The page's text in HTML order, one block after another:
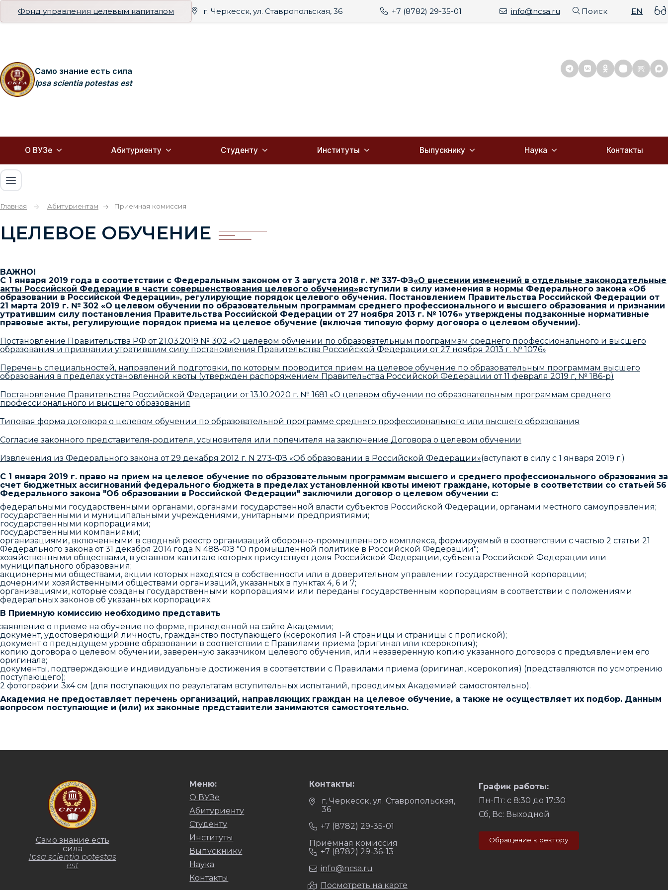
Фонд управления целевым капиталом г. Черкесск, ул. Ставропольская, 36 +7 (8782) 29-35-01 info@ncsa.ru Поиск EN
Само знание есть сила
Ipsa scientia potestas est
О ВУЗе Абитуриенту Студенту Институты Выпускнику Наука Контакты
Главная Абитуриентам Приемная комиссия
ЦЕЛЕВОЕ ОБУЧЕНИЕ
ВАЖНО!
С 1 января 2019 года в соответствии с Федеральным законом от 3 августа 2018 г. № 337-ФЗ«О внесении изменений в отдельные законодательные
акты Российской Федерации в части совершенствования целевого обучения»вступили в силу изменения в нормы Федерального закона «Об
образовании в Российской Федерации», регулирующие порядок целевого обучения. Постановлением Правительства Российской Федерации от
21 марта 2019 г. № 302 «О целевом обучении по образовательным программам среднего профессионального и высшего образования и признании
утратившим силу постановления Правительства Российской Федерации от 27 ноября 2013 г. № 1076» утверждены подзаконные нормативные
правовые акты, регулирующие порядок приема на целевое обучение (включая типовую форму договора о целевом обучении).
Постановление Правительства РФ от 21.03.2019 № 302 «О целевом обучении по образовательным программам среднего профессионального и высшего
образования и признании утратившим силу постановления Правительства Российской Федерации от 27 ноября 2013 г. № 1076»
Перечень специальностей, направлений подготовки, по которым проводится прием на целевое обучение по образовательным программам высшего
образования в пределах установленной квоты (утвержден распоряжением Правительства Российской Федерации от 11 февраля 2019 г, № 186-р)
Постановление Правительства Российской Федерации от 13.10.2020 г. № 1681 «О целевом обучении по образовательным программам среднего
профессионального и высшего образования
Типовая форма договора о целевом обучении по образовательной программе среднего профессионального или высшего образования
Согласие законного представителя-родителя, усыновителя или попечителя на заключение Договора о целевом обучении
Извлечения из Федерального закона от 29 декабря 2012 г. N 273-ФЗ «Об образовании в Российской Федерации»(вступают в силу с 1 января 2019 г.)
С 1 января 2019 г. право на прием на целевое обучение по образовательным программам высшего и среднего профессионального образования за
счет бюджетных ассигнований федерального бюджета в пределах установленной квоты имеют граждане, которые в соответствии со статьей 56
Федерального закона "Об образовании в Российской Федерации" заключили договор о целевом обучении с:
федеральными государственными органами, органами государственной власти субъектов Российской Федерации, органами местного самоуправления;
государственными и муниципальными учреждениями, унитарными предприятиями;
государственными корпорациями;
государственными компаниями;
организациями, включенными в сводный реестр организаций оборонно-промышленного комплекса, формируемый в соответствии с частью 2 статьи 21
Федерального закона от 31 декабря 2014 года N 488-ФЗ "О промышленной политике в Российской Федерации";
хозяйственными обществами, в уставном капитале которых присутствует доля Российской Федерации, субъекта Российской Федерации или
муниципального образования;
акционерными обществами, акции которых находятся в собственности или в доверительном управлении государственной корпорации;
дочерними хозяйственными обществами организаций, указанных в пунктах 4, 6 и 7;
организациями, которые созданы государственными корпорациями или переданы государственным корпорациям в соответствии с положениями
федеральных законов об указанных корпорациях.
В Приемную комиссию необходимо представить
заявление о приеме на обучение по форме, приведенной на сайте Академии;
документ, удостоверяющий личность, гражданство поступающего (ксерокопия 1-й страницы и страницы с пропиской);
документ о предыдущем уровне образовании в соответствии с Правилами приема (оригинал или ксерокопия);
копию договора о целевом обучении, заверенную заказчиком целевого обучения, или незаверенную копию указанного договора с предъявлением его
оригинала;
документы, подтверждающие индивидуальные достижения в соответствии с Правилами приема (оригинал, ксерокопия) (представляются по усмотрению
поступающего);
2 фотографии 3х4 см (для поступающих по результатам вступительных испытаний, проводимых Академией самостоятельно).
Академия не предоставляет перечень организаций, направляющих граждан на целевое обучение, а также не осуществляет их подбор. Данным
вопросом поступающие и (или) их законные представители занимаются самостоятельно.
Само знание есть
сила
Ipsa scientia potestas
est
Меню:
О ВУЗе
Абитуриенту
Студенту
Институты
Выпускнику
Наука
Контакты
Контакты:
г. Черкесск, ул. Ставропольская,
36
+7 (8782) 29-35-01
Приёмная комиссия
+7 (8782) 29-36-13
info@ncsa.ru
Посмотреть на карте
График работы:
Пн-Пт: с 8:30 до 17:30
Сб, Вс: Выходной
Обращение к ректору